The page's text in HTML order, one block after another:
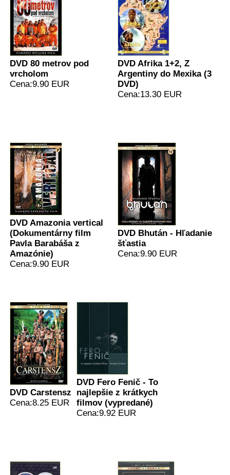
DVD 80 metrov pod
vrcholom
Cena:9.90 EUR
DVD Afrika 1+2, Z
Argentiny do Mexika (3
DVD)
Cena:13.30 EUR
DVD Amazonia vertical
(Dokumentárny film
Pavla Barabáša z
Amazónie)
Cena:9.90 EUR
DVD Bhután - Hľadanie
šťastia
Cena:9.90 EUR
DVD Carstensz
Cena:8.25 EUR
DVD Fero Fenič - To
najlepšie z krátkych
filmov (vypredané)
Cena:9.92 EUR